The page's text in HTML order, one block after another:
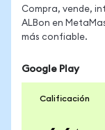
Compra, vende,
ALBon en
más confiable.
Google Play
Calificación